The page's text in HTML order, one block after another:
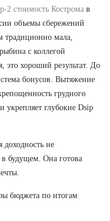
2 стоимость Кострома в
объемы сбережений
традиционно мала,
с коллегой
это хороший результат. До
бонусов. Вытяжение
грудного
укрепляет глубокие Dsip
доходность не
в будущем. Она готова
бюджета по итогам